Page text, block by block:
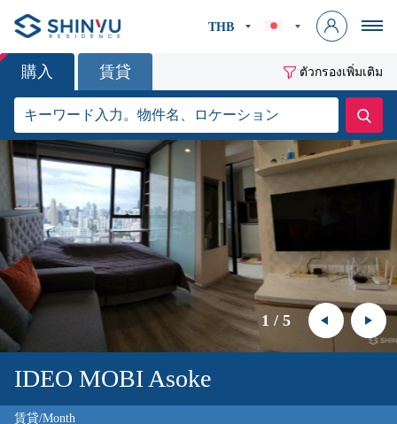
THB
購入 賃貸 ตัวกรองเพิ่มเติม
1 / 5
IDEO MOBI Asoke
賃貸/Month